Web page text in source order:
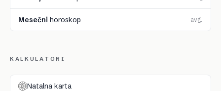
Mesečni horoskop avg.
KALKULATORI
Natalna karta